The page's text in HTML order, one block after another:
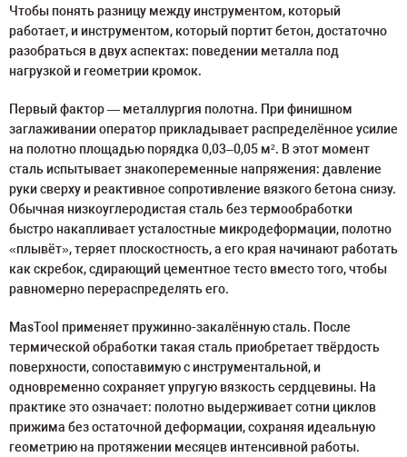
Чтобы понять разницу между инструментом, который
работает, и инструментом, который портит бетон, достаточно
разобраться в двух аспектах: поведении металла под
нагрузкой и геометрии кромок.
Первый фактор — металлургия полотна. При финишном
заглаживании оператор прикладывает распределённое усилие
на полотно площадью порядка 0,03–0,05 м². В этот момент
сталь испытывает знакопеременные напряжения: давление
руки сверху и реактивное сопротивление вязкого бетона снизу.
Обычная низкоуглеродистая сталь без термообработки
быстро накапливает усталостные микродеформации, полотно
«плывёт», теряет плоскостность, а его края начинают работать
как скребок, сдирающий цементное тесто вместо того, чтобы
равномерно перераспределять его.
MasTool применяет пружинно-закалённую сталь. После
термической обработки такая сталь приобретает твёрдость
поверхности, сопоставимую с инструментальной, и
одновременно сохраняет упругую вязкость сердцевины. На
практике это означает: полотно выдерживает сотни циклов
прижима без остаточной деформации, сохраняя идеальную
геометрию на протяжении месяцев интенсивной работы.